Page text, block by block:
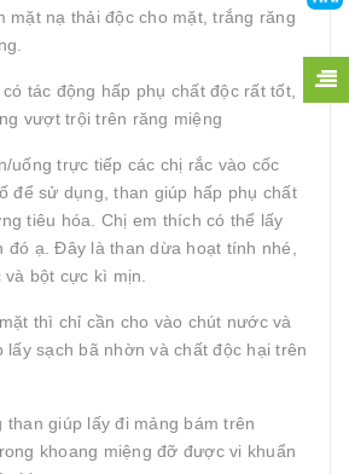
mặt nạ thải độc cho mặt, trắng răng
tác động hấp phụ chất độc rất tốt,
vượt trội trên răng miệng
uống trực tiếp các chị rắc vào cốc
để sử dụng, than giúp hấp phụ chất
tiêu hóa. Chị em thích có thể lấy
đó ạ. Đây là than dừa hoạt tính nhé,
bột cực kì mịn.
thì chỉ cần cho vào chút nước và
lấy sạch bã nhờn và chất độc hại trên
than giúp lấy đi mảng bám trên
khoang miệng đỡ được vi khuẩn